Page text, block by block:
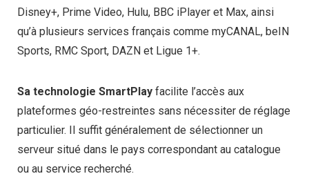
Disney+, Prime Video, Hulu, BBC iPlayer et Max, ainsi
qu’à plusieurs services français comme myCANAL, beIN
Sports, RMC Sport, DAZN et Ligue 1+.
Sa technologie SmartPlay facilite l’accès aux
plateformes géo-restreintes sans nécessiter de réglage
particulier. Il suffit généralement de sélectionner un
serveur situé dans le pays correspondant au catalogue
ou au service recherché.